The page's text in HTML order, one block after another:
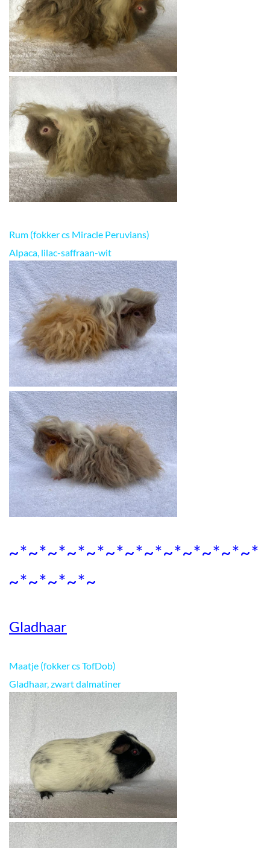
Rum (fokker cs Miracle Peruvians)
Alpaca, lilac-saffraan-wit
~*~*~*~*~*~*~*~*~*~*~*~*~*
~*~*~*~*~
Gladhaar
Maatje (fokker cs TofDob)
Gladhaar, zwart dalmatiner